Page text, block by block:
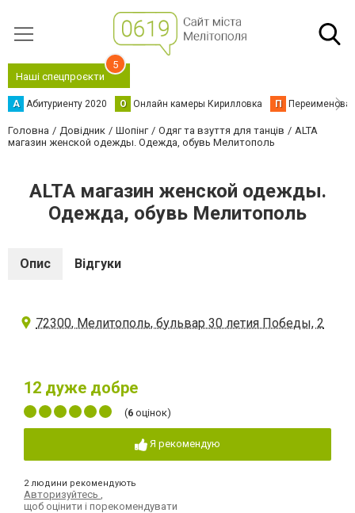
Наші спецпроєкти
5
А Абитуриенту 2020 О Онлайн камеры Кирилловка П
Головна Довідник Шопінг Одяг та взуття для танців
ALTA
магазин женской одежды. Одежда, обувь Мелитополь
ALTA магазин женской одежды.
Одежда, обувь Мелитополь
Опис Відгуки
72300, Мелитополь, бульвар 30 летия Победы, 2
12 дуже добре
(6 оцінок)
Я рекомендую
2 людини рекомендують
Авторизуйтесь
щоб оцінити і порекомендувати